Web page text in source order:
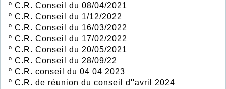
º C.R. Conseil du 08/04/2021
º C.R. Conseil du 1/12/2022
º C.R. Conseil du 16/03/2022
º C.R. Conseil du 17/02/2022
º C.R. Conseil du 20/05/2021
º C.R. Conseil du 28/09/22
º C.R. conseil du 04 04 2023
º C.R. de réunion du conseil d''avril 2024